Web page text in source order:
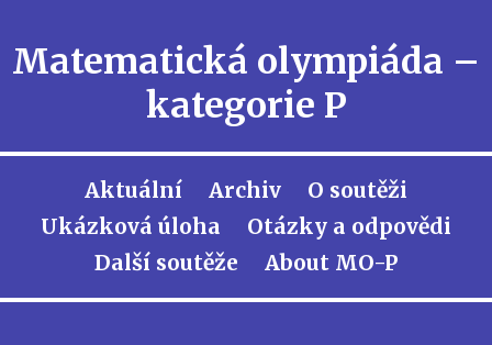
Matematická olympiáda –
kategorie P
Aktuální Archiv
O soutěži
Ukázková úloha
Otázky a odpovědi
Další soutěže
About MO-P